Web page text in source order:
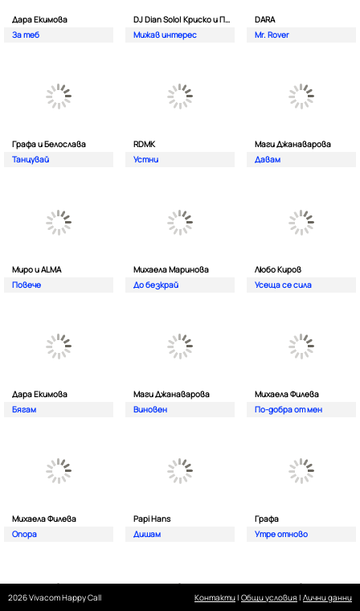
Дара Екимова
За теб
DJ Dian Solo| Криско и Панайот Панайотов
Мижав интерес
DARA
Mr. Rover
Графа и Белослава
Танцувай
RDMK
Устни
Маги Джанаварова
Давам
Миро и ALMA
Повече
Михаела Маринова
До безкрай
Любо Киров
Усеща се сила
Дара Екимова
Бягам
Маги Джанаварова
Виновен
Михаела Филева
По-добра от мен
Михаела Филева
Опора
Papi Hans
Дишам
Графа
Утре отново
2026 Vivacom Happy Call Контакти| Общи условия | Лични данни